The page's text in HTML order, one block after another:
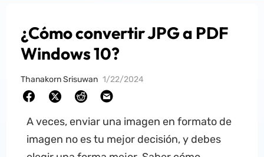
¿Cómo convertir JPG a PDF
Windows 10?
Thanakorn Srisuwan 1/22/2024
A veces, enviar una imagen en formato de
imagen no es tu mejor decisión, y debes